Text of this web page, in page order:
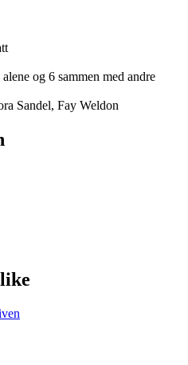
og 6 sammen med andre
Sandel, Fay Weldon